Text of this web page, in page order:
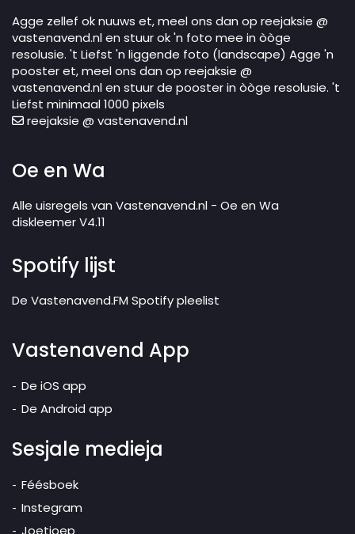
Agge zellef ok nuuws et, meel ons dan op reejaksie @
vastenavend.nl en stuur ok 'n foto mee in òòge
resolusie. 't Liefst 'n liggende foto (landscape) Agge 'n
pooster et, meel ons dan op reejaksie @
vastenavend.nl en stuur de pooster in òòge resolusie. 't
Liefst minimaal 1000 pixels
reejaksie @ vastenavend.nl
Oe en Wa
Alle uisregels van Vastenavend.nl - Oe en Wa
diskleemer V4.11
Spotify lijst
De Vastenavend.FM Spotify pleelist
Vastenavend App
De iOS app
De Android app
Sesjale medieja
Féésboek
Instegram
Joetjoep